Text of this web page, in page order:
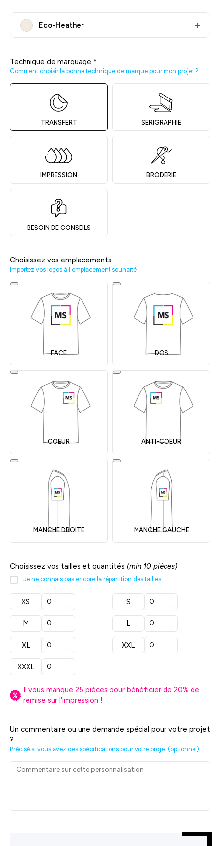
Eco-Heather
Technique de marquage *
Comment choisir la bonne technique de marque pour mon projet ?
TRANSFERT SERIGRAPHIE
IMPRESSION BRODERIE
BESOIN DE CONSEILS
Choisissez vos emplacements
Importez vos logos à l'emplacement souhaité
FACE DOS
COEUR ANTI-COEUR
MANCHE DROITE MANCHE GAUCHE
Choisissez vos tailles et quantités (min 10 pièces)
Je ne connais pas encore la répartition des tailles
XS S
M L
XL XXL
XXXL
Il vous manque 25 pièces pour bénéficier de 20% de
remise sur l'impression !
Un commentaire ou une demande spécial pour votre projet
?
Précisé si vous avez des spécifications pour votre projet (optionnel)